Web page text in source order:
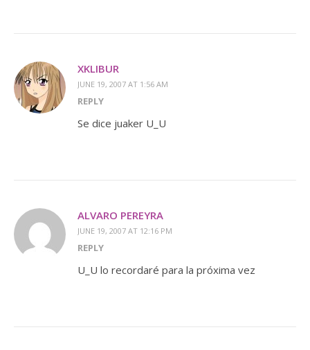
XKLIBUR
JUNE 19, 2007 AT 1:56 AM
REPLY
Se dice juaker U_U
ALVARO PEREYRA
JUNE 19, 2007 AT 12:16 PM
REPLY
U_U lo recordaré para la próxima vez